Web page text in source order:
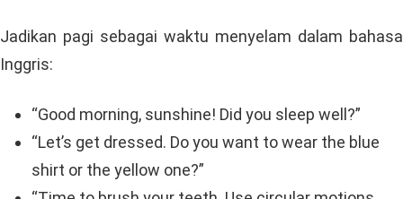
Jadikan pagi sebagai waktu menyelam dalam bahasa
Inggris:
“Good morning, sunshine! Did you sleep well?”
“Let’s get dressed. Do you want to wear the blue
shirt or the yellow one?”